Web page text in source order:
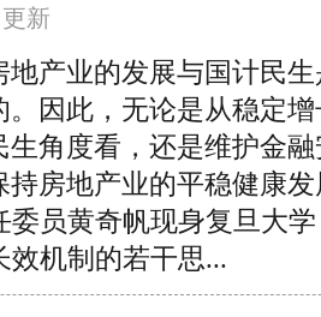
新
地产业的发展与国计民
。因此，无论是从稳定
生角度看，还是维护金
持房地产业的平稳健康
委员黄奇帆现身复旦大
效机制的若干思...